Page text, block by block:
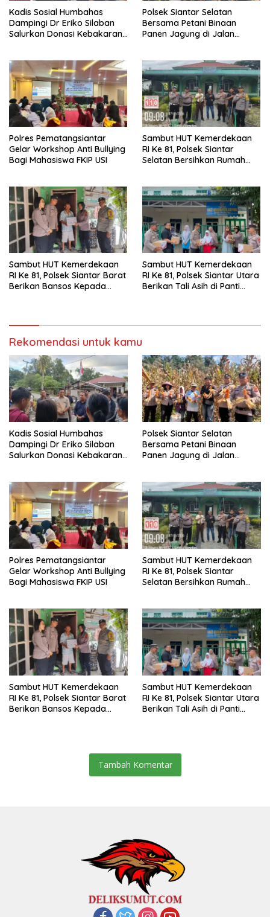
Kadis Sosial Humbahas
Dampingi Dr Eriko Silaban
Salurkan Donasi Kebakaran
Polsek Siantar Selatan
Bersama Petani Binaan
Panen Jagung di Jalan
Polres Pematangsiantar
Gelar Workshop Anti Bullying
Bagi Mahasiswa FKIP USI
Sambut HUT Kemerdekaan
RI Ke 81, Polsek Siantar
Selatan Bersihkan Rumah
Sambut HUT Kemerdekaan
RI Ke 81, Polsek Siantar Barat
Berikan Bansos Kepada
Sambut HUT Kemerdekaan
RI Ke 81, Polsek Siantar Utara
Berikan Tali Asih di Panti
Rekomendasi untuk kamu
Kadis Sosial Humbahas
Dampingi Dr Eriko Silaban
Salurkan Donasi Kebakaran
Polsek Siantar Selatan
Bersama Petani Binaan
Panen Jagung di Jalan
Polres Pematangsiantar
Gelar Workshop Anti Bullying
Bagi Mahasiswa FKIP USI
Sambut HUT Kemerdekaan
RI Ke 81, Polsek Siantar
Selatan Bersihkan Rumah
Sambut HUT Kemerdekaan
RI Ke 81, Polsek Siantar Barat
Berikan Bansos Kepada
Sambut HUT Kemerdekaan
RI Ke 81, Polsek Siantar Utara
Berikan Tali Asih di Panti
Tambah Komentar